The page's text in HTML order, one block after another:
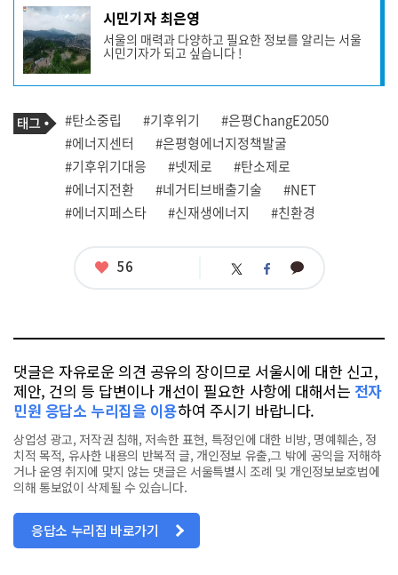
기
사
작
성
자
프
필
시민기자 최은영
서울의 매력과 다양하고 필요한 정보를 알리는 서울
시민기자가 되고 싶습니다 !
기
사
관
련
태
그
태
그
#탄소중립 #기후위기
#은평ChangE2050
#에너지센터
#은평형에너지정책발굴
#기후위기대응
#넷제로
#탄소제로
#에너지전환
#네거티브배출기술
#NET
#에너지페스타
#신재생에너지 #친환경
좋
56 트 페 카
댓글은 자유로운 의견 공유의 장이므로 서울시에 대한 신고,
제안, 건의 등 답변이나 개선이 필요한 사항에 대해서는 전자
민원 응답소 누리집을 이용하여 주시기 바랍니다.
상업성 광고, 저작권 침해, 저속한 표현, 특정인에 대한 비방, 명예훼손, 정
치적 목적, 유사한 내용의 반복적 글, 개인정보 유출,그 밖에 공익을 저해하
거나 운영 취지에 맞지 않는 댓글은 서울특별시 조례 및 개인정보보호법에
의해 통보없이 삭제될 수 있습니다.
응답소 누리집 바로가기